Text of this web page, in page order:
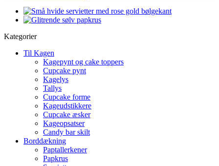
Kategorier
Til Kagen
Kagepynt og cake toppers
Cupcake pynt
Kagelys
Tallys
Cupcake forme
Kageudstikkere
Cupcake æsker
Kageopsatser
Candy bar skilt
Borddækning
Paptallerkener
Papkrus